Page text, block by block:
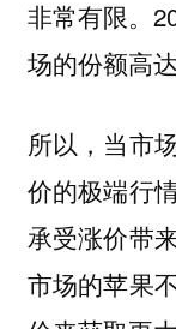
非常有限。
场的份额高达
所以，当市
价的极端行
承受涨价带
市场的苹果